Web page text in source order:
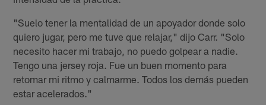
"Suelo tener la mentalidad de un apoyador donde solo
quiero jugar, pero me tuve que relajar," dijo Carr. "Solo
necesito hacer mi trabajo, no puedo golpear a nadie.
Tengo una jersey roja. Fue un buen momento para
retomar mi ritmo y calmarme. Todos los demás pueden
estar acelerados."